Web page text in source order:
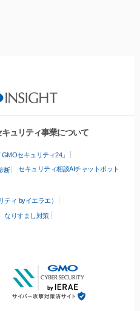
ュリティ事業について
セキュリティ24」
断 セキュリティ相談AIチャットボット
ィ byイエラエ）
なりすまし対策